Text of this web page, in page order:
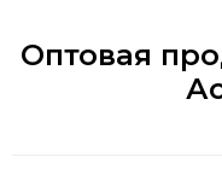
Оптовая